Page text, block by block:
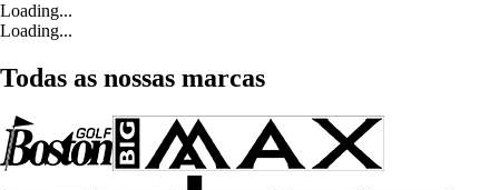
Loading...
Loading...
Todas as nossas marcas